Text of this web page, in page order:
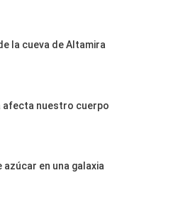
la cueva de Altamira
afecta nuestro cuerpo
azúcar en una galaxia